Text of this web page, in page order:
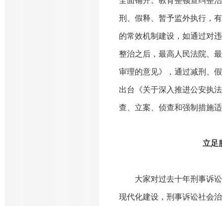
刑、假释、暂予监外执行，
的常效机制建设，如通过对
整治之后，最高人民法院、
审理的意见》，通过减刑、
出台《关于深入推进公安执
查、立案、侦查和强制措施
立足
大家对过去十年刑事诉
现代化建设，刑事诉讼社会